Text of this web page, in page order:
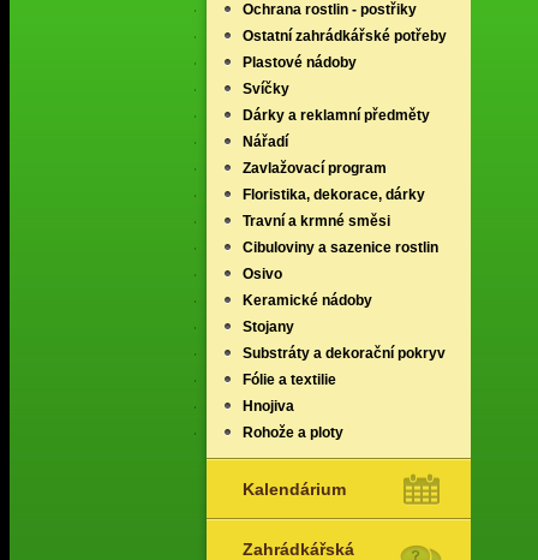
Ochrana rostlin - postřiky
Ostatní zahrádkářské potřeby
Plastové nádoby
Svíčky
Dárky a reklamní předměty
Nářadí
Zavlažovací program
Floristika, dekorace, dárky
Travní a krmné směsi
Cibuloviny a sazenice rostlin
Osivo
Keramické nádoby
Stojany
Substráty a dekorační pokryv
Fólie a textilie
Hnojiva
Rohože a ploty
Kalendárium
Zahrádkářská